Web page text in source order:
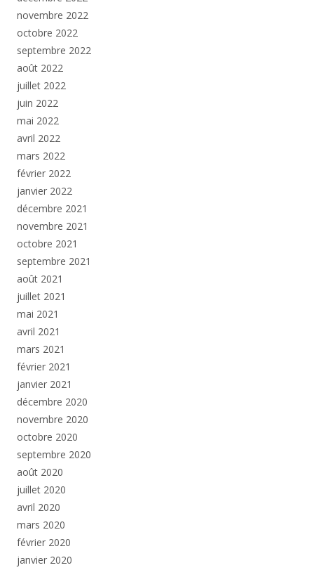
novembre 2022
octobre 2022
septembre 2022
août 2022
juillet 2022
juin 2022
mai 2022
avril 2022
mars 2022
février 2022
janvier 2022
décembre 2021
novembre 2021
octobre 2021
septembre 2021
août 2021
juillet 2021
mai 2021
avril 2021
mars 2021
février 2021
janvier 2021
décembre 2020
novembre 2020
octobre 2020
septembre 2020
août 2020
juillet 2020
avril 2020
mars 2020
février 2020
janvier 2020